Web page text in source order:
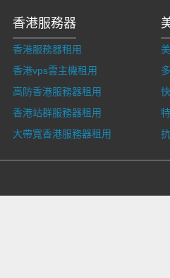
香港服務器
香港服務器租用
香港vps雲主機租用
高防香港服務器租用
香港站群服務器租用
大帶寬香港服務器租用